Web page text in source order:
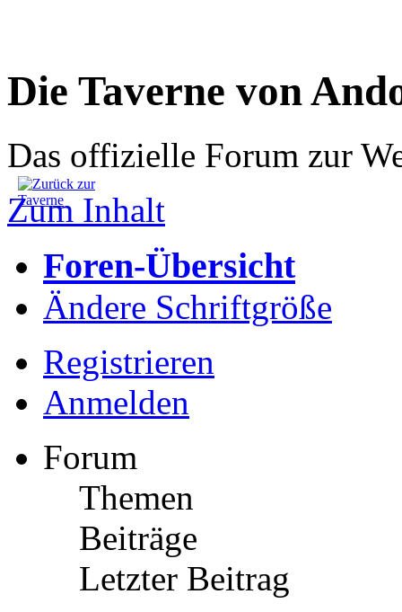
Die Taverne von
Das offizielle Forum zur
Zum Inhalt
Foren-Übersicht
Ändere Schriftgröße
Registrieren
Anmelden
Forum
Themen
Beiträge
Letzter Beitrag